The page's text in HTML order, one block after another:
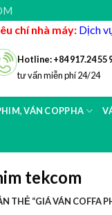
chí nhà máy: Dịch
Hotline: +84 917.24 55
tư vấn miễn phí 24/24
VÁN COPPHA
tekcom
THẺ “GIÁ VÁN COFFA